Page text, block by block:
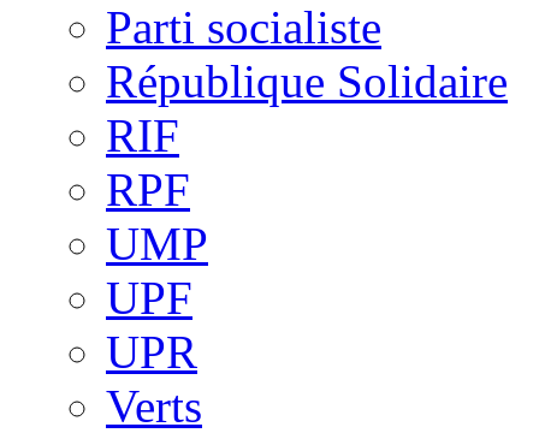
Parti socialiste
République Solidaire
RIF
RPF
UMP
UPF
UPR
Verts